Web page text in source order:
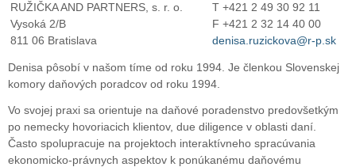
RUŽIČKA AND PARTNERS, s. r. o.
Vysoká 2/B
811 06 Bratislava
T +421 2 49 30 92 11
F +421 2 32 14 40 00
denisa.ruzickova@r-p.sk
Denisa pôsobí v našom tíme od roku 1994. Je členkou Slovenskej
komory daňových poradcov od roku 1994.
Vo svojej praxi sa orientuje na daňové poradenstvo predovšetkým
po nemecky hovoriacich klientov, due diligence v oblasti daní.
Často spolupracuje na projektoch interaktívneho spracúvania
ekonomicko-právnych aspektov k ponúkanému daňovému